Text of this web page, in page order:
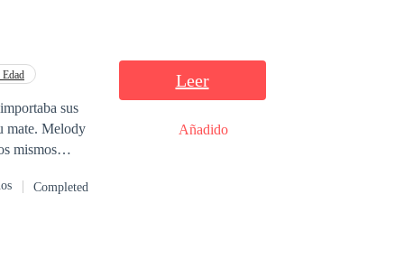
pero se vuelve
indiferencia.
para luchar
sus
mismos
Completed
Leer
Añadido